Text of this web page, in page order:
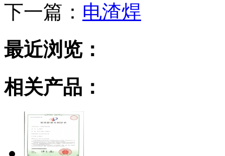
下一篇： 电渣焊
最近浏览：
相关产品：